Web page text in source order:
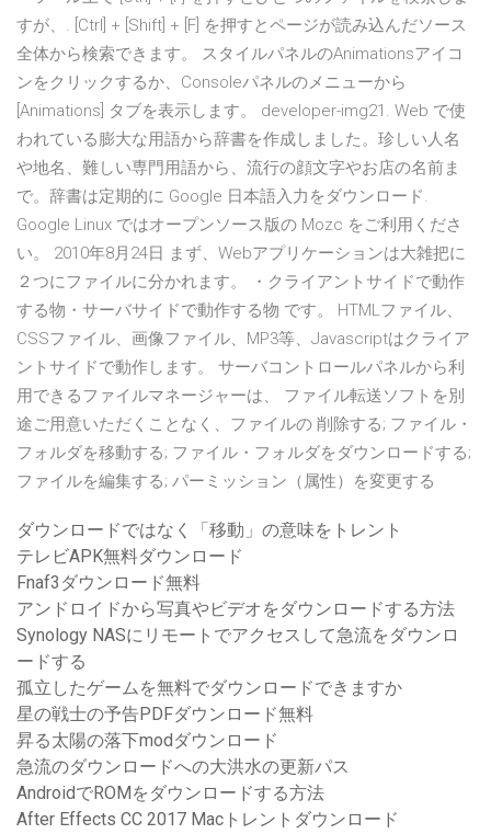
すが、. [Ctrl] + [Shift] + [F] を押すとページが読み込んだソース
全体から検索できます。 スタイルパネルのAnimationsアイコ
ンをクリックするか、Consoleパネルのメニューから
[Animations] タブを表示します。 developer-img21. Web で使
われている膨大な用語から辞書を作成しました。珍しい人名
や地名、難しい専門用語から、流行の顔文字やお店の名前ま
で。辞書は定期的に Google 日本語入力をダウンロード.
Google Linux ではオープンソース版の Mozc をご利用くださ
い。 2010年8月24日 まず、Webアプリケーションは大雑把に
２つにファイルに分かれます。 ・クライアントサイドで動作
する物・サーバサイドで動作する物 です。 HTMLファイル、
CSSファイル、画像ファイル、MP3等、Javascriptはクライア
ントサイドで動作します。 サーバコントロールパネルから利
用できるファイルマネージャーは、 ファイル転送ソフトを別
途ご用意いただくことなく、ファイルの 削除する; ファイル・
フォルダを移動する; ファイル・フォルダをダウンロードする;
ファイルを編集する; パーミッション（属性）を変更する
ダウンロードではなく「移動」の意味をトレント
テレビAPK無料ダウンロード
Fnaf3ダウンロード無料
アンドロイドから写真やビデオをダウンロードする方法
Synology NASにリモートでアクセスして急流をダウンロ
ードする
孤立したゲームを無料でダウンロードできますか
星の戦士の予告PDFダウンロード無料
昇る太陽の落下modダウンロード
急流のダウンロードへの大洪水の更新パス
AndroidでROMをダウンロードする方法
After Effects CC 2017 Macトレントダウンロード